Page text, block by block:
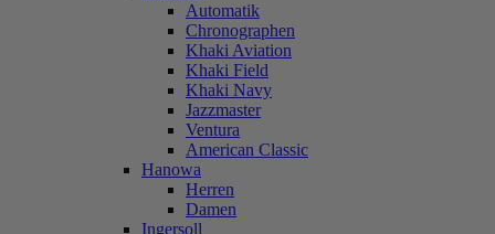
Automatik
Chronographen
Khaki Aviation
Khaki Field
Khaki Navy
Jazzmaster
Ventura
American Classic
Hanowa
Herren
Damen
Ingersoll